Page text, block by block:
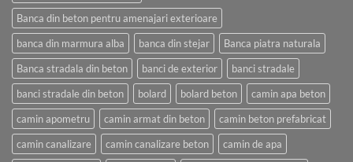
Banca din beton pentru amenajari exterioare
banca din marmura alba
banca din stejar
Banca piatra naturala
Banca stradala din beton
banci de exterior
banci stradale
banci stradale din beton
bolard bolard beton
camin apa beton
camin apometru
camin armat din beton
camin beton prefabricat
camin canalizare
camin canalizare beton
camin de apa